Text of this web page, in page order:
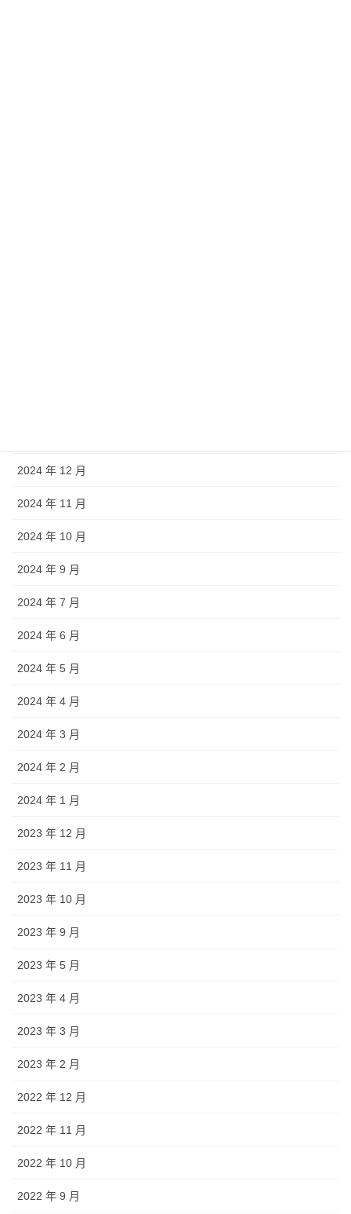
2024 年 12 月
2024 年 11 月
2024 年 10 月
2024 年 9 月
2024 年 7 月
2024 年 6 月
2024 年 5 月
2024 年 4 月
2024 年 3 月
2024 年 2 月
2024 年 1 月
2023 年 12 月
2023 年 11 月
2023 年 10 月
2023 年 9 月
2023 年 5 月
2023 年 4 月
2023 年 3 月
2023 年 2 月
2022 年 12 月
2022 年 11 月
2022 年 10 月
2022 年 9 月